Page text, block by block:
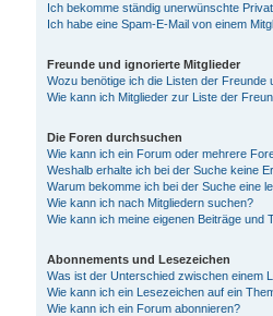
Ich bekomme ständig unerwünschte
Ich habe eine Spam-E-Mail von einem
Freunde und ignorierte Mitglieder
Wozu benötige ich die Listen der Freunde
Wie kann ich Mitglieder zur Liste der
Die Foren durchsuchen
Wie kann ich ein Forum oder mehrere
Weshalb erhalte ich bei der Suche keine
Warum bekomme ich bei der Suche eine
Wie kann ich nach Mitgliedern suchen?
Wie kann ich meine eigenen Beiträge und
Abonnements und Lesezeichen
Was ist der Unterschied zwischen einem
Wie kann ich ein Lesezeichen auf ein
Wie kann ich ein Forum abonnieren?